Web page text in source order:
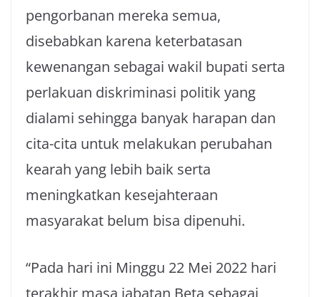
pengorbanan mereka semua,
disebabkan karena keterbatasan
kewenangan sebagai wakil bupati serta
perlakuan diskriminasi politik yang
dialami sehingga banyak harapan dan
cita-cita untuk melakukan perubahan
kearah yang lebih baik serta
meningkatkan kesejahteraan
masyarakat belum bisa dipenuhi.
“Pada hari ini Minggu 22 Mei 2022 hari
terakhir masa jabatan Beta sebagai